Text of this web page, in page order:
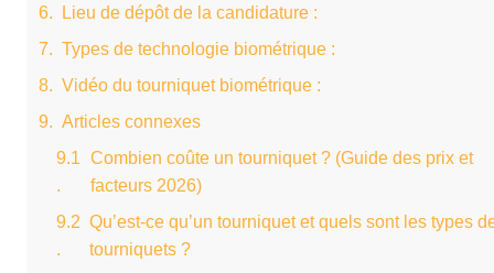
Lieu de dépôt de la candidature :
Types de technologie biométrique :
Vidéo du tourniquet biométrique :
Articles connexes
Combien coûte un tourniquet ? (Guide des prix et
facteurs 2026)
Qu’est-ce qu’un tourniquet et quels sont les types
tourniquets ?